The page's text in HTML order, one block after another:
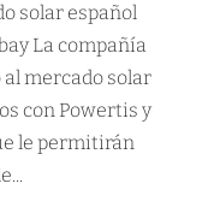
solar español
La compañía
mercado solar
con Powertis y
le permitirán